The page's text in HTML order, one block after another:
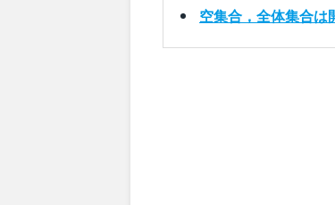
空集合，全体集合は